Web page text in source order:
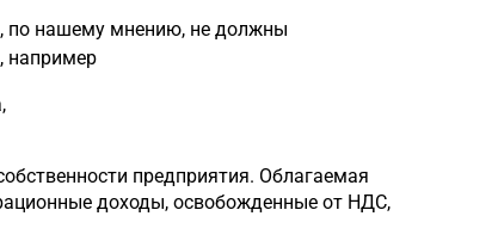
, по нашему мнению, не должны
например
предприятия. Облагаемая
доходы, освобожденные от НДС,